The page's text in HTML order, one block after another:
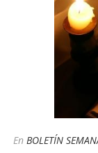
En BOLETÍN